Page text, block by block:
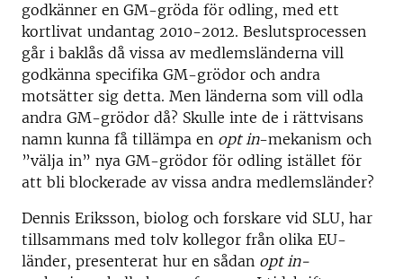
godkänner en GM-gröda för odling, med ett
kortlivat undantag 2010-2012. Beslutsprocessen
går i baklås då vissa av medlemsländerna vill
godkänna specifika GM-grödor och andra
motsätter sig detta. Men länderna som vill odla
andra GM-grödor då? Skulle inte de i rättvisans
namn kunna få tillämpa en opt in-mekanism och
”välja in” nya GM-grödor för odling istället för
att bli blockerade av vissa andra medlemsländer?
Dennis Eriksson, biolog och forskare vid SLU, har
tillsammans med tolv kollegor från olika EU-
länder, presenterat hur en sådan opt in-